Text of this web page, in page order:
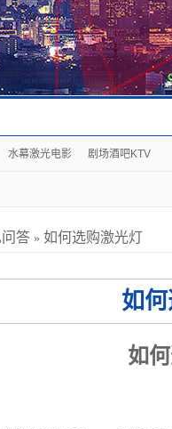
水幕激光电影 剧场酒吧KTV
答 » 如何选购激光灯
如
如